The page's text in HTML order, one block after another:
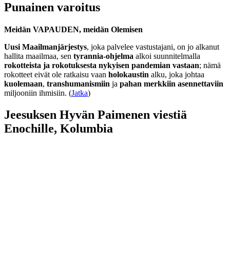
Punainen varoitus
Meidän VAPAUDEN, meidän Olemisen
Uusi Maailmanjärjestys, joka palvelee vastustajani, on jo alkanut
hallita maailmaa, sen tyrannia-ohjelma alkoi suunnitelmalla
rokotteista ja rokotuksesta nykyisen pandemian vastaan; nämä
rokotteet eivät ole ratkaisu vaan holokaustin alku, joka johtaa
kuolemaan, transhumanismiin ja pahan merkkiin asennettaviin
miljooniin ihmisiin. (Jatka)
Jeesuksen Hyvän Paimenen viestiä
Enochille, Kolumbia